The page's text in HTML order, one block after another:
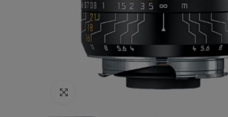
Haga clic para ampliar